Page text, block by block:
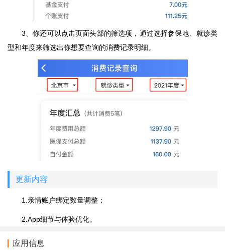
3、你还可以点击页面头部的筛选项，通过选择参保地、就诊类
型和年度来筛选出你想要查询的消费记录明细。
更新内容
1.亲情账户绑定数量调整；
2.App细节与体验优化。
应用信息